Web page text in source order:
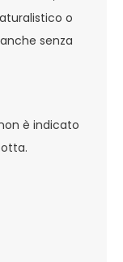
o
senza
è indicato